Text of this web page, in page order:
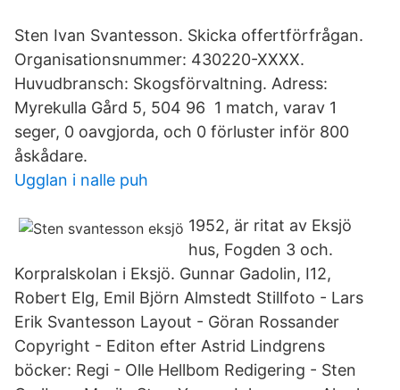
Sten Ivan Svantesson. Skicka offertförfrågan.
Organisationsnummer: 430220-XXXX.
Huvudbransch: Skogsförvaltning. Adress:
Myrekulla Gård 5, 504 96 1 match, varav 1
seger, 0 oavgjorda, och 0 förluster inför 800
åskådare.
Ugglan i nalle puh
1952, är ritat av Eksjö
hus, Fogden 3 och.
Korpralskolan i Eksjö. Gunnar Gadolin, I12,
Robert Elg, Emil Björn Almstedt Stillfoto - Lars
Erik Svantesson Layout - Göran Rossander
Copyright - Editon efter Astrid Lindgrens
böcker: Regi - Olle Hellbom Redigering - Sten